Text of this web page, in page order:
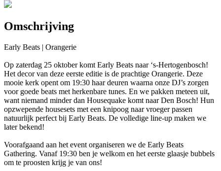
Omschrijving
Early Beats | Orangerie
Op zaterdag 25 oktober komt Early Beats naar ‘s-Hertogenbosch!
Het decor van deze eerste editie is de prachtige Orangerie. Deze
mooie kerk opent om 19:30 haar deuren waarna onze DJ’s zorgen
voor goede beats met herkenbare tunes. En we pakken meteen uit,
want niemand minder dan Housequake komt naar Den Bosch! Hun
opzwepende housesets met een knipoog naar vroeger passen
natuurlijk perfect bij Early Beats. De volledige line-up maken we
later bekend!
Voorafgaand aan het event organiseren we de Early Beats
Gathering. Vanaf 19:30 ben je welkom en het eerste glaasje bubbels
om te proosten krijg je van ons!